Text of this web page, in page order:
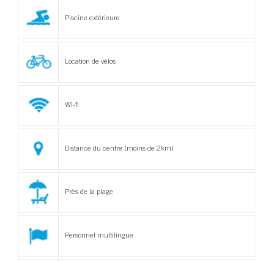
Piscine extérieure
Location de vélos
Wi-fi
Distance du centre (moins de 2km)
Près de la plage
Personnel multilingue